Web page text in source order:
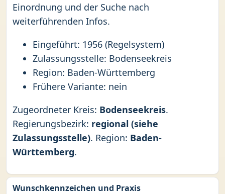
Einordnung und der Suche nach
weiterführenden Infos.
Eingeführt: 1956 (Regelsystem)
Zulassungsstelle: Bodenseekreis
Region: Baden-Württemberg
Frühere Variante: nein
Zugeordneter Kreis: Bodenseekreis.
Regierungsbezirk: regional (siehe
Zulassungsstelle). Region: Baden-
Württemberg.
Wunschkennzeichen und Praxis